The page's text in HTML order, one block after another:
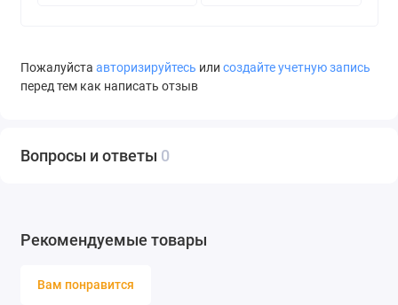
довольна. Прям очень-очень.
Пожалуйста авторизируйтесь или создайте учетную запись
перед тем как написать отзыв
Вопросы и ответы 0
Рекомендуемые товары
Вам понравится